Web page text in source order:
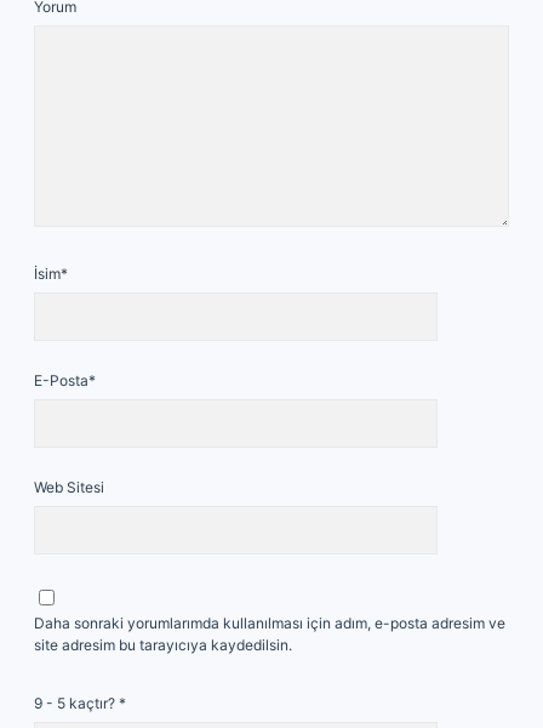
Yorum
İsim*
E-Posta*
Web Sitesi
Daha sonraki yorumlarımda kullanılması için adım, e-posta adresim ve
site adresim bu tarayıcıya kaydedilsin.
9 - 5 kaçtır? *